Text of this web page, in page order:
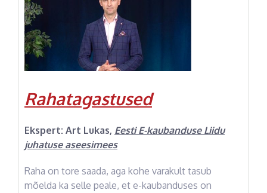
Rahatagastused
Ekspert: Art Lukas, Eesti E-kaubanduse Liidu
juhatuse aseesimees
Raha on tore saada, aga kohe varakult tasub
mõelda ka selle peale, et e-kaubanduses on